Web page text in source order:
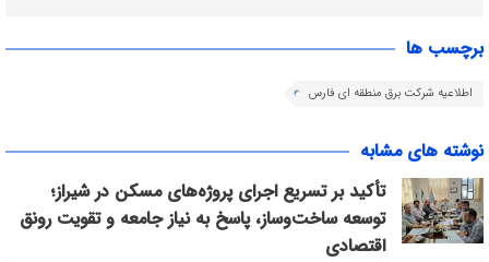
برچسب ها
اطلاعیه شرکت برق منطقه ای فارس
نوشته های مشابه
تأکید بر تسریع اجرای پروژه‌های مسکن در شیراز؛
توسعه ساخت‌وساز، پاسخ به نیاز جامعه و تقویت رونق
اقتصادی